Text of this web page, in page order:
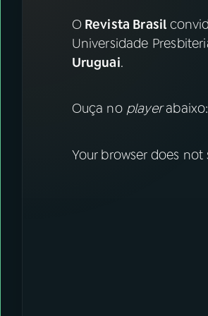
ACOMPANHE A RÁDIO NACIONAL
YouTube
Instagram X
ORevista Brasil
Universidade
Uruguai.
Ouça no playerabaixo:
Your browser does